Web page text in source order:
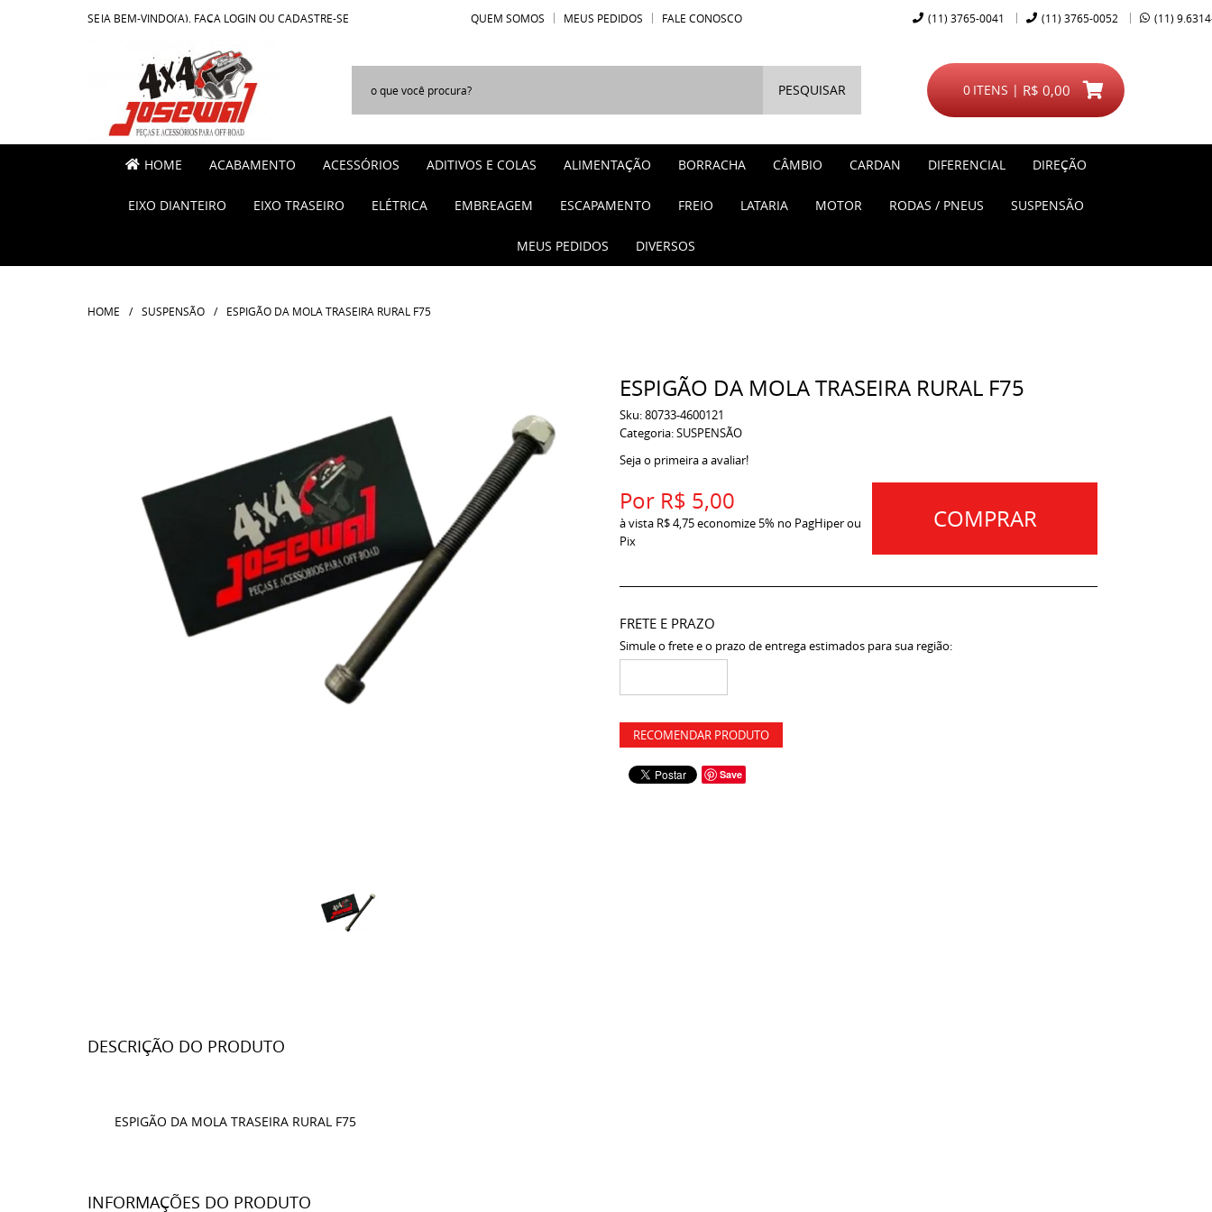
SEJA BEM-VINDO(A), FAÇA LOGIN OU CADASTRE-SE QUEM SOMOS MEUS PEDIDOS FALE CONOSCO (11) 3765-0041 (11) 3765-0052 (11)
PESQUISAR ITENS
0 R$ 0,00
HOME ACABAMENTO ACESSÓRIOS ADITIVOS E COLAS ALIMENTAÇÃO BORRACHA CÂMBIO CARDAN DIFERENCIAL DIREÇÃO
EIXO DIANTEIRO EIXO TRASEIRO ELÉTRICA EMBREAGEM ESCAPAMENTO FREIO LATARIA MOTOR RODAS / PNEUS SUSPENSÃO
MEUS PEDIDOS DIVERSOS
HOME SUSPENSÃO ESPIGÃO DA MOLA TRASEIRA RURAL F75
ESPIGÃO DA MOLA TRASEIRA RURAL F75
Sku:80733-4600121
Categoria:SUSPENSÃO
Seja o primeira a avaliar!
Por R$ 5,00
à vista R$ 4,75economize 5% no PagHiper ou
Pix
COMPRAR
FRETE E PRAZO
Simule o frete e o prazo de entrega estimados para sua região:
RECOMENDAR PRODUTO
Save
DESCRIÇÃO DO PRODUTO
ESPIGÃO DA MOLA TRASEIRA RURAL F75
INFORMAÇÕES DO PRODUTO